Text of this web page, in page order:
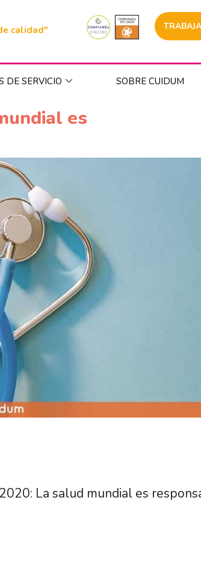
calidad"
DE SERVICIO SOBRE CUIDUM
es
La salud mundial es